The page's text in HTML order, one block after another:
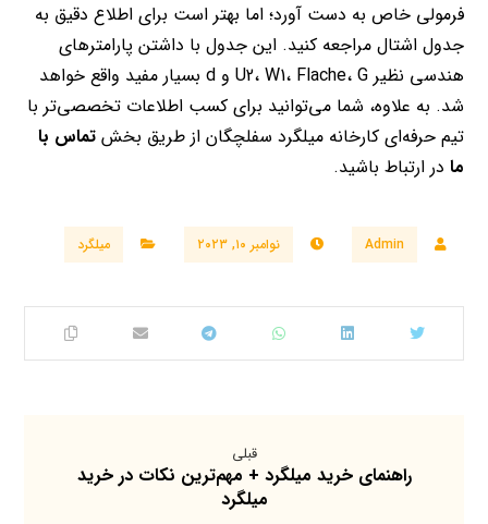
فرمولی خاص به دست آورد؛ اما بهتر است برای اطلاع دقیق به
جدول اشتال مراجعه کنید. این جدول با داشتن پارامترهای
هندسی نظیر U2، W1، Flache، G و d بسیار مفید واقع خواهد
شد. به علاوه، شما می‌توانید برای کسب اطلاعات تخصصی‌تر با
تیم حرفه‌ای کارخانه میلگرد سفلچگان از طریق بخشتماس با
ما در ارتباط باشید.
Admin نوامبر ۱۰, ۲۰۲۳ میلگرد
قبلی
راهنمای خرید میلگرد + مهم‌ترین نکات در خرید
میلگرد